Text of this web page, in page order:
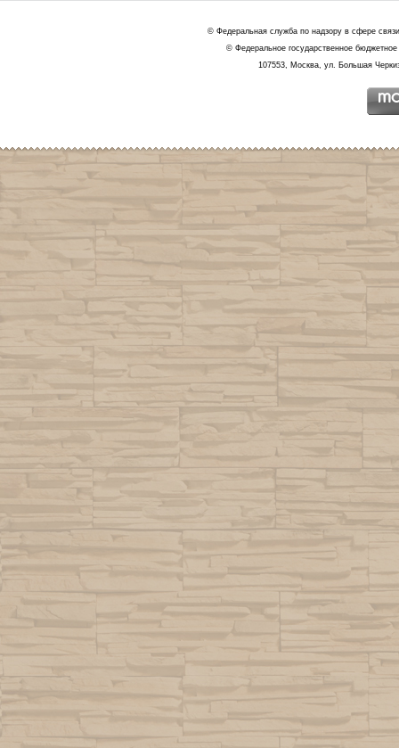
© Федеральная служба по надзору в сфере
© Федеральное государственное
107553, Москва, ул. Большая